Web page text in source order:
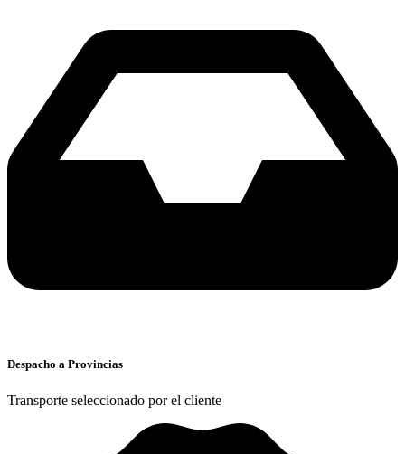
Despacho a Provincias
Transporte seleccionado por el cliente